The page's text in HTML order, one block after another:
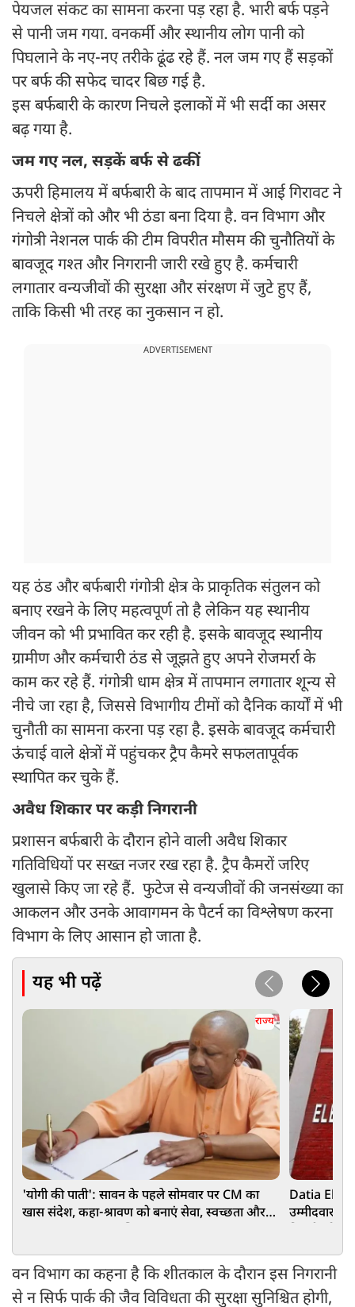
पेयजल संकट का सामना करना पड़ रहा है. भारी बर्फ पड़ने
से पानी जम गया. वनकर्मी और स्थानीय लोग पानी को
पिघलाने के नए-नए तरीके ढूंढ रहे हैं. नल जम गए हैं सड़कों
पर बर्फ की सफेद चादर बिछ गई है.
इस बर्फबारी के कारण निचले इलाकों में भी सर्दी का असर
बढ़ गया है.
जम गए नल, सड़कें बर्फ से ढकीं
ऊपरी हिमालय में बर्फबारी के बाद तापमान में आई गिरावट ने
निचले क्षेत्रों को और भी ठंडा बना दिया है. वन विभाग और
गंगोत्री नेशनल पार्क की टीम विपरीत मौसम की चुनौतियों के
बावजूद गश्त और निगरानी जारी रखे हुए है. कर्मचारी
लगातार वन्यजीवों की सुरक्षा और संरक्षण में जुटे हुए हैं,
ताकि किसी भी तरह का नुकसान न हो.
ADVERTISEMENT
यह ठंड और बर्फबारी गंगोत्री क्षेत्र के प्राकृतिक संतुलन को
बनाए रखने के लिए महत्वपूर्ण तो है लेकिन यह स्थानीय
जीवन को भी प्रभावित कर रही है. इसके बावजूद स्थानीय
ग्रामीण और कर्मचारी ठंड से जूझते हुए अपने रोजमर्रा के
काम कर रहे हैं. गंगोत्री धाम क्षेत्र में तापमान लगातार शून्य से
नीचे जा रहा है, जिससे विभागीय टीमों को दैनिक कार्यों में भी
चुनौती का सामना करना पड़ रहा है. इसके बावजूद कर्मचारी
ऊंचाई वाले क्षेत्रों में पहुंचकर ट्रैप कैमरे सफलतापूर्वक
स्थापित कर चुके हैं.
अवैध शिकार पर कड़ी निगरानी
प्रशासन बर्फबारी के दौरान होने वाली अवैध शिकार
गतिविधियों पर सख्त नजर रख रहा है. ट्रैप कैमरों जरिए
खुलासे किए जा रहे हैं. फुटेज से वन्यजीवों की जनसंख्या का
आकलन और उनके आवागमन के पैटर्न का विश्लेषण करना
विभाग के लिए आसान हो जाता है.
यह भी पढ़ें
राज्य
'योगी की पाती': सावन के पहले सोमवार पर CM का
खास संदेश, कहा-श्रावण को बनाएं सेवा, स्वच्छता और
Datia
उम्मीदवार
वन विभाग का कहना है कि शीतकाल के दौरान इस निगरानी
से न सिर्फ पार्क की जैव विविधता की सुरक्षा सुनिश्चित होगी,